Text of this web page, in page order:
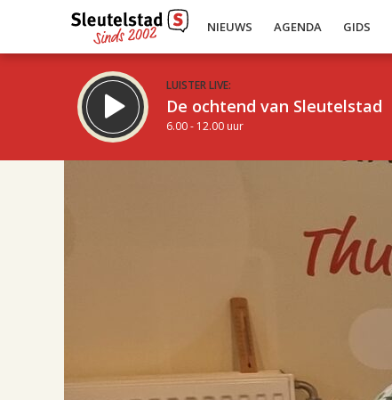
NIEUWS AGENDA GIDS
LUISTER LIVE:
De ochtend van Sleutelstad
6.00 - 12.00 uur